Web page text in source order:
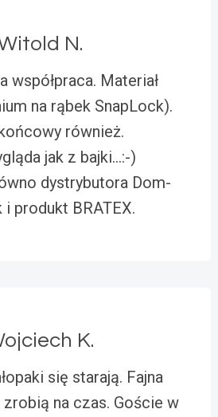
N.
współpraca. Materiał
na rąbek SnapLock).
również.
jak z bajki…:-)
dystrybutora Dom-
i produkt BRATEX.
K.
się starają. Fajna
na czas. Goście w